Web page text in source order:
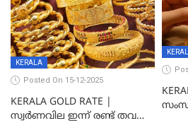
KERALA
Posted On 15-12-2025
KERALA GOLD RATE |
സ്വർണവില ഇന്ന് രണ്ട് തവണ